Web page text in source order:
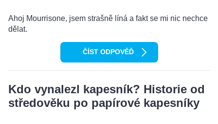
Ahoj Mourrisone, jsem strašně líná a fakt se mi nic nechce
dělat.
ČÍST ODPOVĚĎ
Kdo vynalezl kapesník? Historie od
středověku po papírové kapesníky